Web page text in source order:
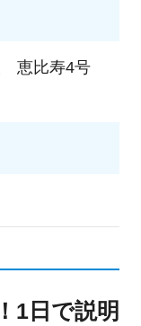
恵比寿4号
1日で説明